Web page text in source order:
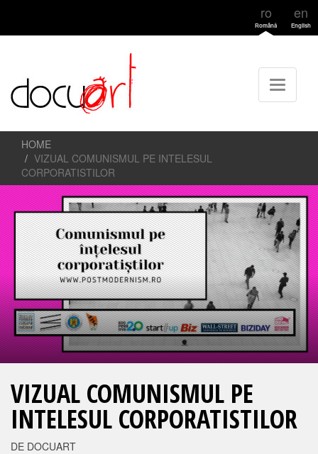
ro
Română
en
English
HOME
VIZUAL COMUNISMUL PE INTELESUL
CORPORATISTILOR
VIZUAL COMUNISMUL PE
INTELESUL CORPORATISTILOR
DE DOCUART